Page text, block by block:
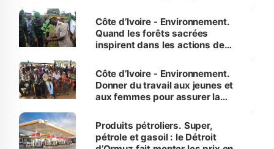
Côte d’Ivoire - Environnement.
Quand les forêts sacrées
inspirent dans les actions de
Côte d’Ivoire - Environnement.
Donner du travail aux jeunes et
aux femmes pour assurer la
menacées
Produits pétroliers. Super,
pétrole et gasoil : le Détroit